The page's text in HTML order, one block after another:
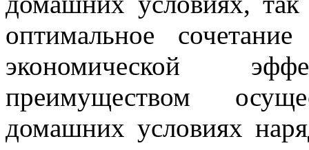
оптимальное
экономической
преимуществом
домашних условиях